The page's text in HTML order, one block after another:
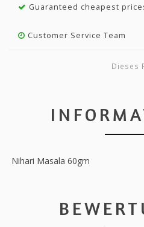
Guaranteed cheapest
Customer Service Team
Dieses
Nihari Masala 60gm